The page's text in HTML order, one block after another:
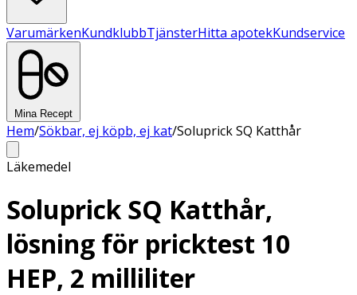
VarumärkenKundklubbTjänsterHitta apotekKundservice
Mina Recept
Hem/Sökbar, ej köpb, ej kat/Soluprick SQ Katthår
Läkemedel
Soluprick SQ Katthår,
lösning för pricktest 10
HEP, 2 milliliter